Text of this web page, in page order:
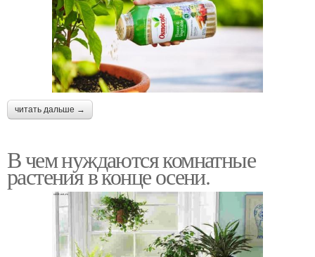
читать дальше →
В чем нуждаются комнатные
растения в конце осени.